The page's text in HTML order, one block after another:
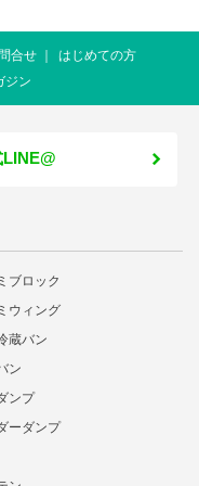
合せ
はじめての方
ジン
LINE@
ブロック
ウィング
蔵バン
ン
ンプ
ーダンプ